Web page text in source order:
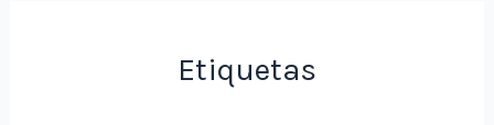
Etiquetas